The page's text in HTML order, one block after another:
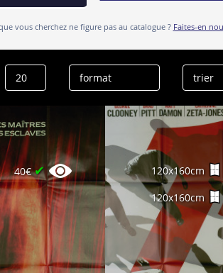
vous cherchez ne figure pas au catalogue ? Faites-en
Vincent Cassel
effacer l’historique
40€✔ 120x160cm
120x160cm